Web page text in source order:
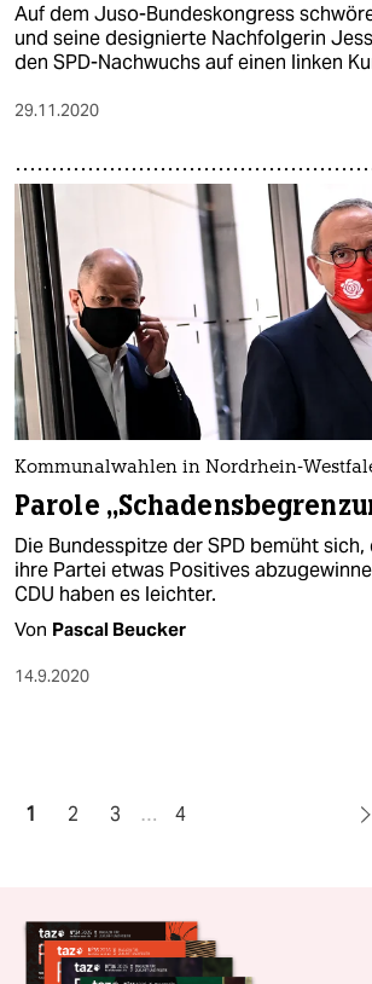
Auf dem Juso-Bundeskongress
und seine designierte Nachfolgerin
den SPD-Nachwuchs auf einen linken
29.11.2020
Kommunalwahlen in Nordrhein-
Parole
Die Bundesspitze der SPD bemüht
ihre Partei etwas Positives
CDU haben es leichter.
Von Pascal Beucker
14.9.2020
1 2 3 … 4